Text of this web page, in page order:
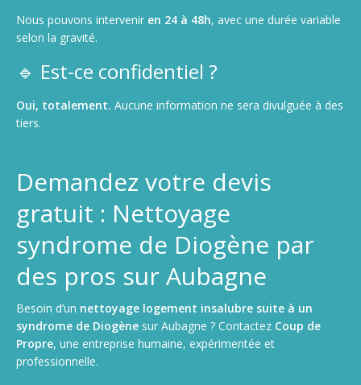
Nous pouvons intervenir en 24 à 48h, avec une durée variable
selon la gravité.
🔹 Est-ce confidentiel ?
Oui, totalement. Aucune information ne sera divulguée à des
tiers.
Demandez votre devis
gratuit : Nettoyage
syndrome de Diogène par
des pros sur Aubagne
Besoin d’un nettoyage logement insalubre suite à un
syndrome de Diogène sur Aubagne ? Contactez Coup de
Propre, une entreprise humaine, expérimentée et
professionnelle.